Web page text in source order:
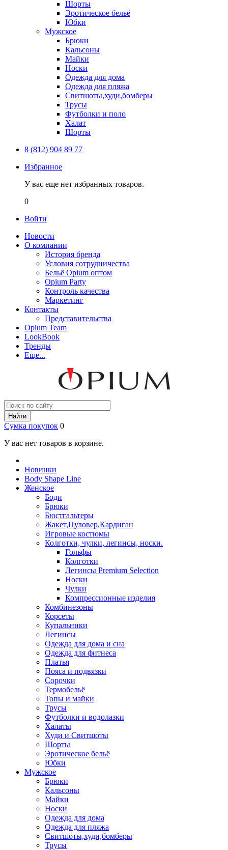
Шорты
Эротическое бельё
Юбки
Мужское
Брюки
Кальсоны
Майки
Носки
Одежда для дома
Одежда для пляжа
Свитшоты,худи,бомберы
Трусы
Футболки и поло
Халат
Шорты
8 (812) 904 89 77
Избранное
У вас еще нет избранных товаров.
0
Войти
Новости
О компании
История бренда
Условия сотрудничества
Бельё Opium оптом
Opium Party
Контроль качества
Маркетинг
Контакты
Представительства
Opium Team
LookBook
Тренды
Еще...
Найти
Сумка покупок 0
У вас нет товаров в корзине.
Новинки
Body Shape Line
Женское
Боди
Брюки
Бюстгальтеры
Жакет,Пуловер,Кардиган
Игровые костюмы
Колготки, чулки, легинсы, носки.
Гольфы
Колготки
Легинсы Premium Selection
Носки
Чулки
Компрессионные изделия
Комбинезоны
Корсеты
Купальники
Легинсы
Одежда для дома и сна
Одежда для фитнеса
Платья
Пояса и подвязки
Сорочки
Термобельё
Топы и майки
Трусы
Футболки и водолазки
Халаты
Худи и Свитшоты
Шорты
Эротическое бельё
Юбки
Мужское
Брюки
Кальсоны
Майки
Носки
Одежда для дома
Одежда для пляжа
Свитшоты,худи,бомберы
Трусы